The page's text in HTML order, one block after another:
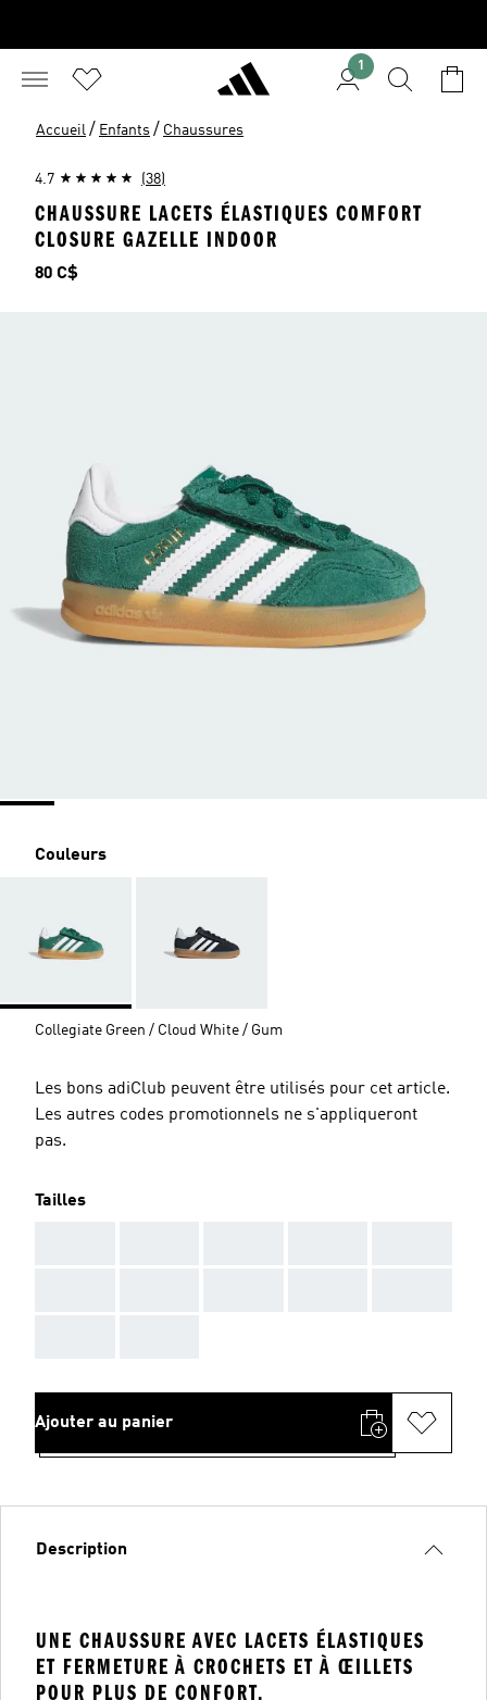
1
Accueil / Enfants / Chaussures
4.7 (38)
CHAUSSURE LACETS ÉLASTIQUES COMFORT
CLOSURE GAZELLE INDOOR
Prix
80 C$
Couleurs
Collegiate Green / Cloud White / Gum
Les bons adiClub peuvent être utilisés pour cet article.
Les autres codes promotionnels ne s'appliqueront
pas.
Tailles
Ajouter au panier
Description
UNE CHAUSSURE AVEC LACETS ÉLASTIQUES
ET FERMETURE À CROCHETS ET À ŒILLETS
POUR PLUS DE CONFORT.